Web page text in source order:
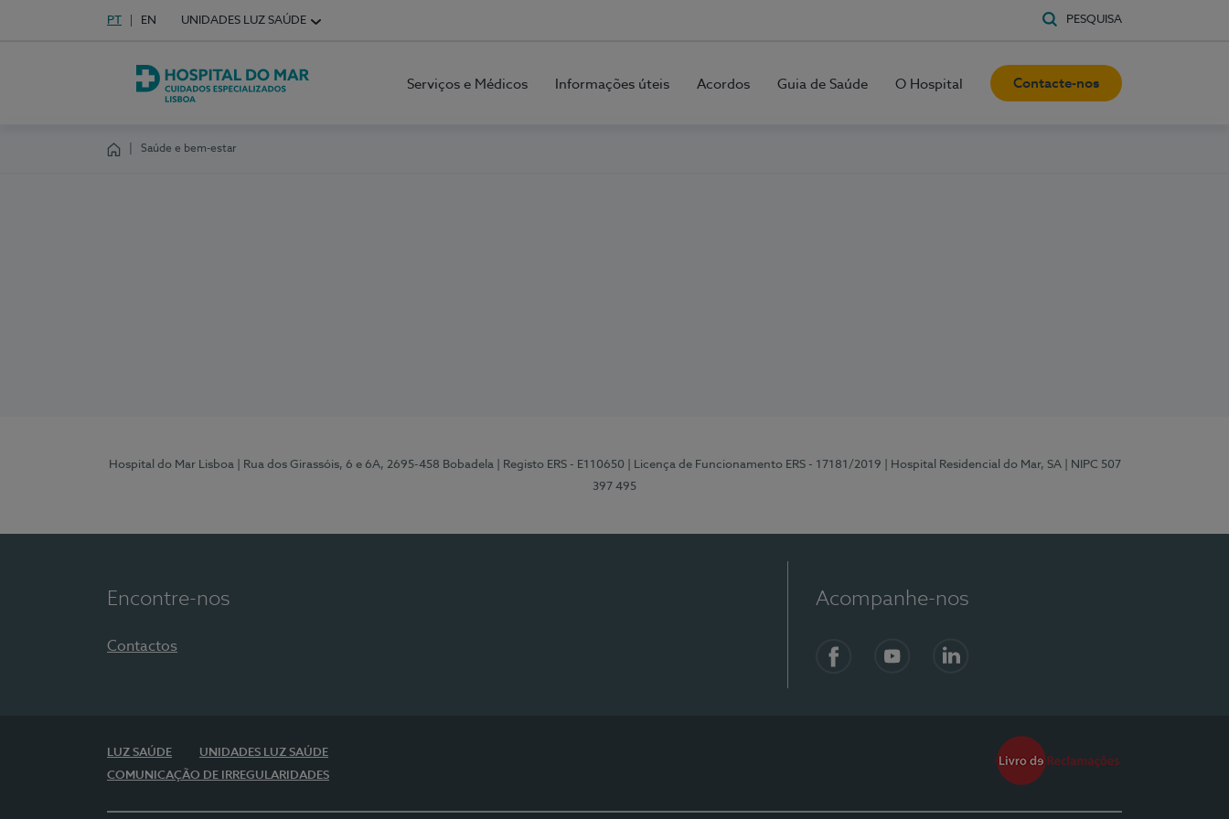
Escolha o seu idioma
Idioma em Português
PT English Language
EN UNIDADES LUZ SAÚDE PESQUISA
Hospital do Mar Lisboa
Serviços e Médicos Informações úteis Acordos Guia de Saúde O Hospital Contacte-nos
Saúde e bem-estar
Hospital do Mar Lisboa | Rua dos Girassóis, 6 e 6A, 2695-458 Bobadela | Registo ERS - E110650 | Licença de Funcionamento ERS - 17181/2019 | Hospital Residencial do Mar, SA
| NIPC 507
397 495
Encontre-nos
Contactos
Acompanhe-nos
LUZ SAÚDE
UNIDADES LUZ SAÚDE
COMUNICAÇÃO DE IRREGULARIDADES